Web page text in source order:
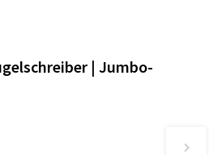
| Jumbo-